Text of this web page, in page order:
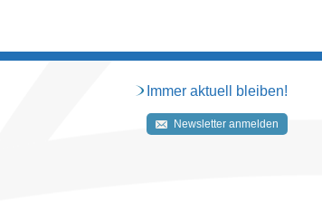
Immer aktuell bleiben!
Newsletter anmelden